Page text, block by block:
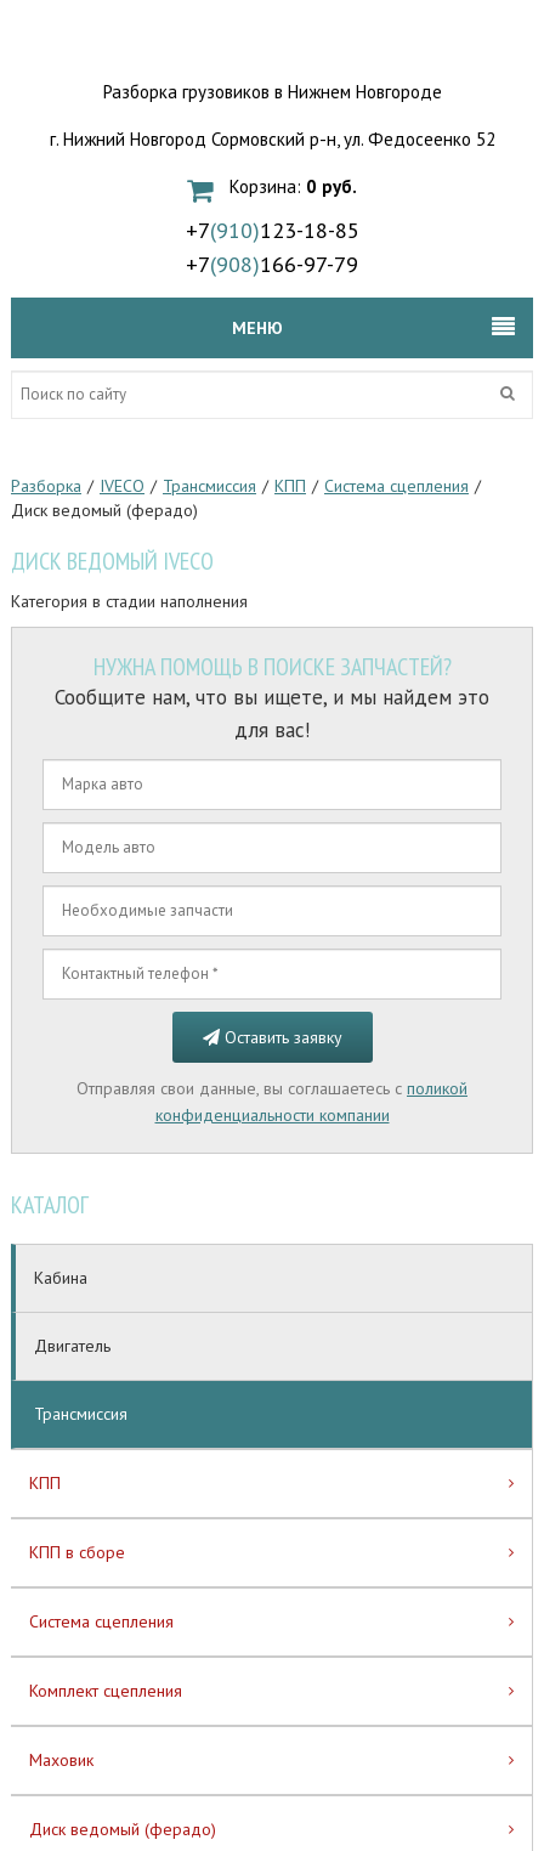
Разборка грузовиков в Нижнем Новгороде
г. Нижний Новгород Сормовский р-н,ул. Федосеенко 52
Корзина: 0 руб.
+7(910)123-18-85
+7(908)166-97-79
МЕНЮ
Разборка / IVECO / Трансмиссия / КПП / Система сцепления /
Диск ведомый (ферадо)
ДИСК ВЕДОМЫЙ IVECO
Категория в стадии наполнения
НУЖНА ПОМОЩЬ В ПОИСКЕ ЗАПЧАСТЕЙ?
Сообщите нам, что вы ищете, и мы найдем это
для вас!
Оставить заявку
Отправляя свои данные, вы соглашаетесь с поликой
конфиденциальности компании
КАТАЛОГ
Кабина
Двигатель
Трансмиссия
КПП
КПП в сборе
Система сцепления
Комплект сцепления
Маховик
Диск ведомый (ферадо)